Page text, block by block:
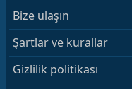
Bize ulaşın
Şartlar ve kurallar
Gizlilik politikası